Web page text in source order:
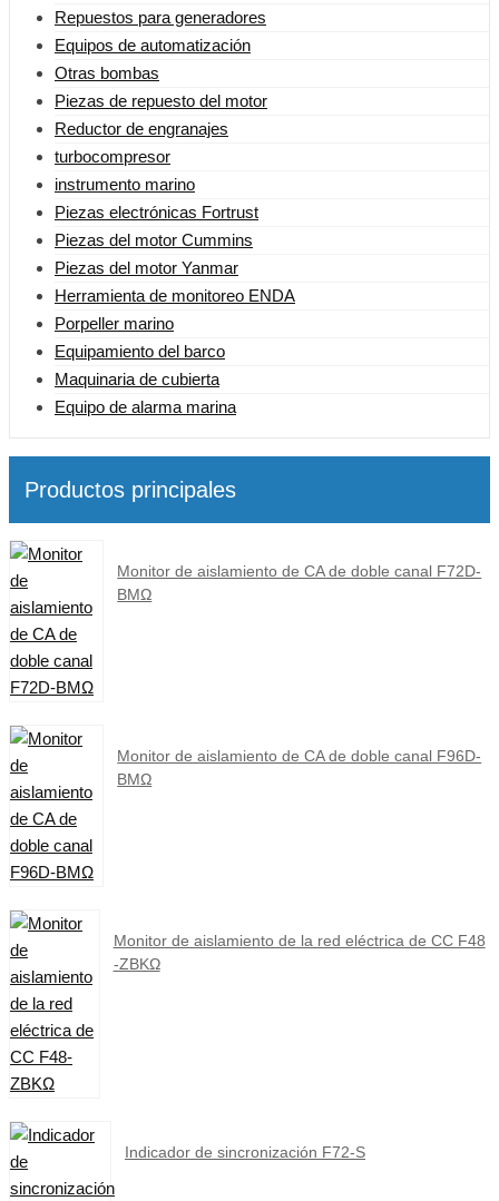
Repuestos para generadores
Equipos de automatización
Otras bombas
Piezas de repuesto del motor
Reductor de engranajes
turbocompresor
instrumento marino
Piezas electrónicas Fortrust
Piezas del motor Cummins
Piezas del motor Yanmar
Herramienta de monitoreo ENDA
Porpeller marino
Equipamiento del barco
Maquinaria de cubierta
Equipo de alarma marina
Productos principales
Monitor de aislamiento de CA de doble canal F72D-
BMΩ
Monitor de aislamiento de CA de doble canal F96D-
BMΩ
Monitor de aislamiento de la red eléctrica de CC F48
-ZBKΩ
Indicador de sincronización F72-S